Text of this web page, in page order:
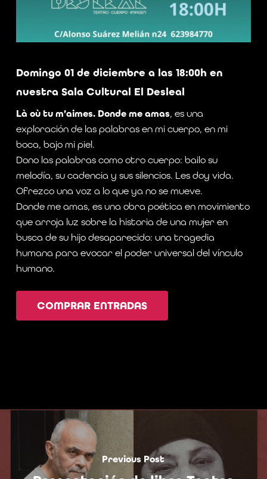
Domingo 01 de diciembre a las 18:00h en
nuestra Sala Cultural El Desleal
Là où tu m’aimes. Donde me amas, es una
exploración de las palabras en mi cuerpo, en mi
boca, bajo mi piel.
Dono las palabras como otro cuerpo: bailo su
melodía, su cadencia y sus silencios. Les doy vida.
Ofrezco una voz a lo que ya no se mueve.
Donde me amas, es una obra poética en movimiento
que arroja luz sobre la historia de una mujer en
busca de su hijo desaparecido: una tragedia
humana para evocar el poder universal del vínculo
humano.
COMPRAR ENTRADAS
Previous Post